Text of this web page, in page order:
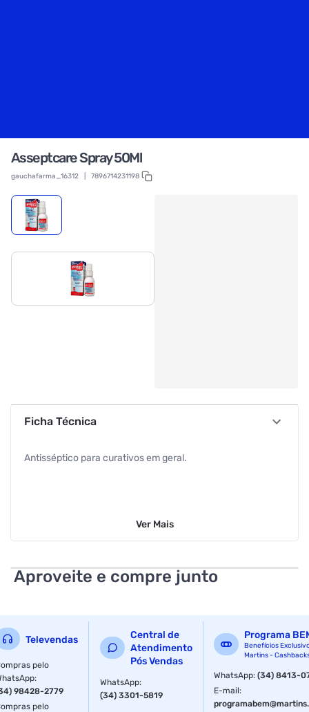
Asseptcare Spray 50Ml
gauchafarma_16312 7896714231198
Ficha Técnica
Antisséptico para curativos em geral.
Ver Mais
Aproveite e compre junto
Televendas
pelo
:
98428-2779
pelo
Central de
Atendimento
Pós Vendas
WhatsApp:
(34) 3301-5819
Programa
Benefícios
Martins -
WhatsApp:(34) 8413-
E-mail: